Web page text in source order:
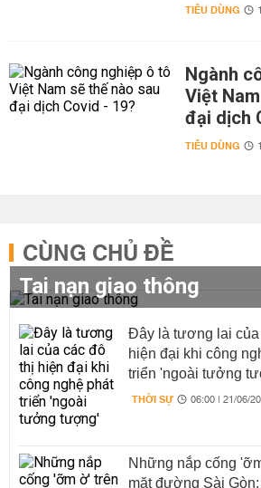
TIÊU DÙNG
Ngành
Việt
đại dịch
TIÊU DÙNG
CÙNG CHỦ ĐỀ
Tai nạn giao thông
Đây là tương lai của
hiện đại khi công
triển 'ngoài tưởng
THỜI SỰ 06:00 | 21/06/
Những nắp cống
mặt đường Sài